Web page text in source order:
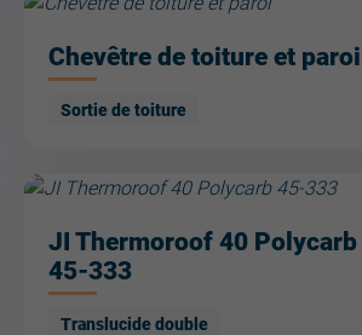
Chevêtre de toiture et paroi
Sortie de toiture
JI Thermoroof 40 Polycarb
45-333
Translucide double